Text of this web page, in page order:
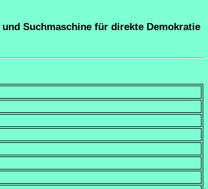
und Suchmaschine für direkte Demokratie